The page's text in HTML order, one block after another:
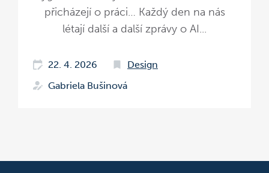
přicházejí o práci… Každý den na nás
létají další a další zprávy o AI...
22. 4. 2026
Design
Gabriela Bušinová